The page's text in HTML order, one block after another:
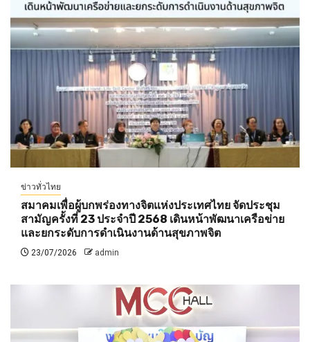
ข่าวทั่วไทย
สมาคมเพื่อผู้บกพร่องทางจิตแห่งประเทศไทย จัดประชุม
สามัญครั้งที่ 23 ประจำปี 2568 เดินหน้าพัฒนาเครือข่าย
และยกระดับการดำเนินงานด้านสุขภาพจิต
23/07/2026 admin